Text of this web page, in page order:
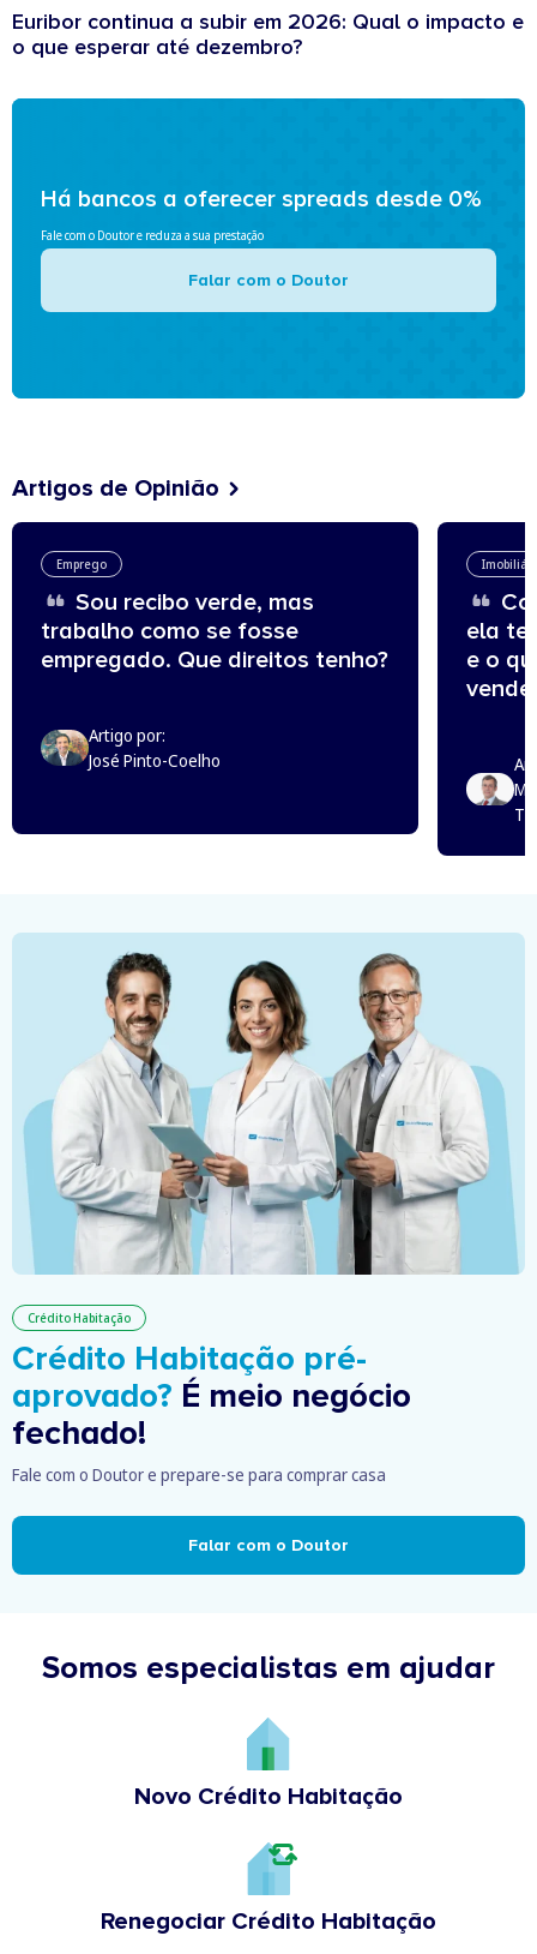
Euribor continua a subir em 2026: Qual o impacto e
o que esperar até dezembro?
Há bancos a oferecer spreads desde 0%
Fale com o Doutor e reduza a sua prestação
Falar com o Doutor
Artigos de Opinião
Emprego
Sou recibo verde, mas
trabalho como se fosse
empregado. Que direitos tenho?
Artigo por:
José Pinto-Coelho
ela
e o
Crédito Habitação
Crédito Habitação pré-
aprovado? É meio negócio
fechado!
Fale com o Doutor e prepare-se para comprar casa
Falar com o Doutor
Somos especialistas em ajudar
Novo Crédito Habitação
Renegociar Crédito Habitação